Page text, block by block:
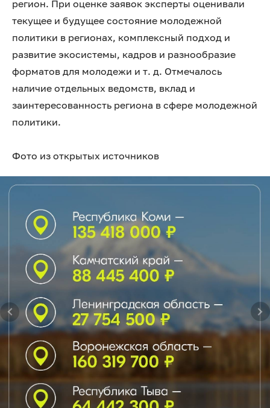
регион. При оценке заявок эксперты оценивали
текущее и будущее состояние молодежной
политики в регионах, комплексный подход и
развитие экосистемы, кадров и разнообразие
форматов для молодежи и т. д. Отмечалось
наличие отдельных ведомств, вклад и
заинтересованность региона в сфере молодежной
политики.
Фото из открытых источников